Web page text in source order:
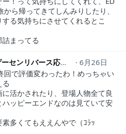
ら帰ってきてしんみりしたり、
る気持ちにさせてくれるとこ
まってる
にゃご太@徳島ゲーセンリバース応援中！ nya5ta
6月26日
回で評価変わったわ！めっちゃい
活かされたり、登場人物全て良
ッピーエンドなのは見ていて安
素多くてもええんやで（ｺﾗｯ